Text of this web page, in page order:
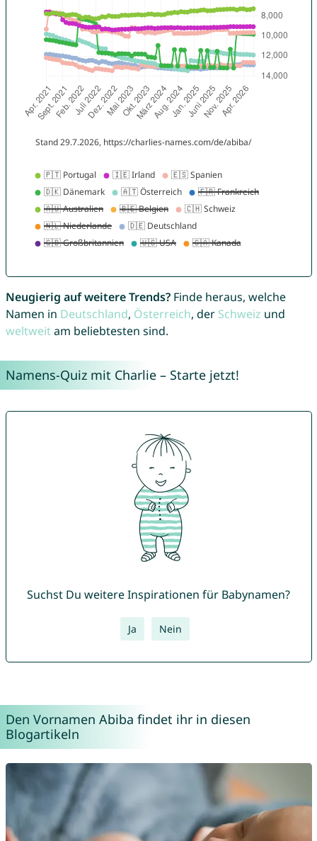
Neugierig auf weitere Trends?Finde heraus, welche
Namen in Deutschland, Österreich, der Schweiz und
weltweitam beliebtesten sind.
Namens-Quiz mit Charlie – Starte jetzt!
Suchst Du weitere Inspirationen für Babynamen?
Ja Nein
Den Vornamen Abiba findet ihr in diesen
Blogartikeln